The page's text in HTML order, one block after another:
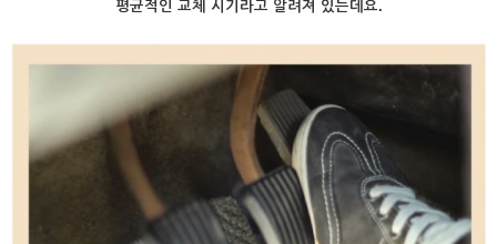
평균적인 교체 시기라고 알려져 있는데요.